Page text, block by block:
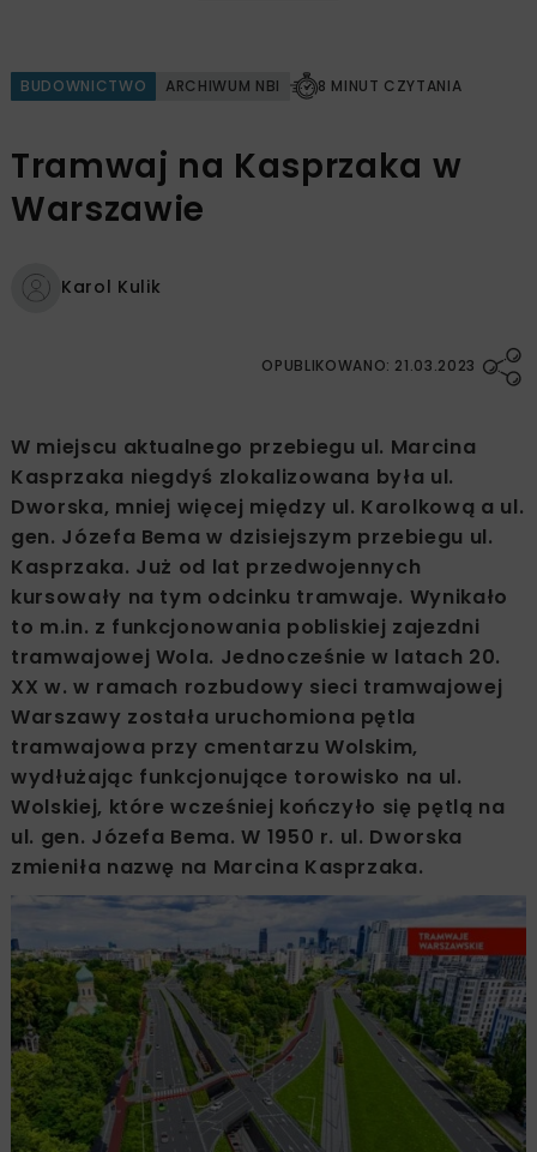
BUDOWNICTWO ARCHIWUM NBI 8 MINUT CZYTANIA
Tramwaj na Kasprzaka w
Warszawie
Karol Kulik
OPUBLIKOWANO: 21.03.2023
W miejscu aktualnego przebiegu ul. Marcina
Kasprzaka niegdyś zlokalizowana była ul.
Dworska, mniej więcej między ul. Karolkową a ul.
gen. Józefa Bema w dzisiejszym przebiegu ul.
Kasprzaka. Już od lat przedwojennych
kursowały na tym odcinku tramwaje. Wynikało
to m.in. z funkcjonowania pobliskiej zajezdni
tramwajowej Wola. Jednocześnie w latach 20.
XX w. w ramach rozbudowy sieci tramwajowej
Warszawy została uruchomiona pętla
tramwajowa przy cmentarzu Wolskim,
wydłużając funkcjonujące torowisko na ul.
Wolskiej, które wcześniej kończyło się pętlą na
ul. gen. Józefa Bema. W 1950 r. ul. Dworska
zmieniła nazwę na Marcina Kasprzaka.